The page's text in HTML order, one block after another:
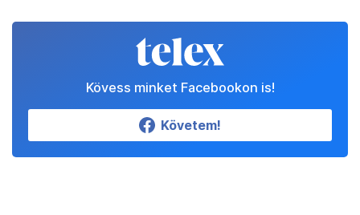
Kövess minket Facebookon is!
Követem!